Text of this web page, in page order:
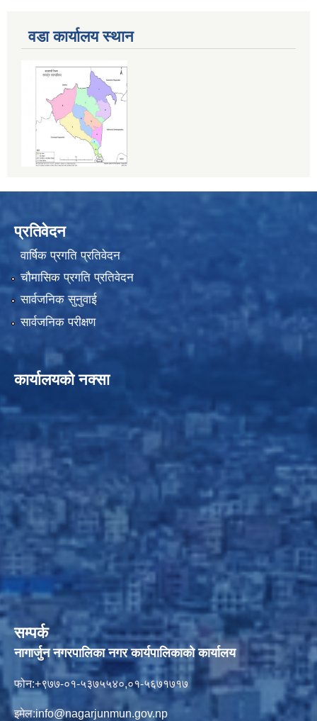
वडा कार्यालय स्थान
प्रतिवेदन
वार्षिक प्रगति प्रतिवेदन
चौमासिक प्रगति प्रतिवेदन
सार्वजनिक सुनुवाई
सार्वजनिक परीक्षण
कार्यालयको नक्सा
सम्पर्क
नागार्जुन नगरपालिका नगर कार्यपालिकाको कार्यालय
फोन:+९७७-०१-५३७५५४०,०१-५६७१७१७
इमेल:info@nagarjunmun.gov.np